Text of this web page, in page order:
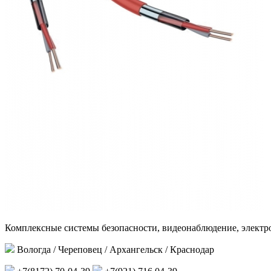
Комплексные системы безопасности, видеонаблюдение,
Вологда / Череповец / Архангельск / Краснодар